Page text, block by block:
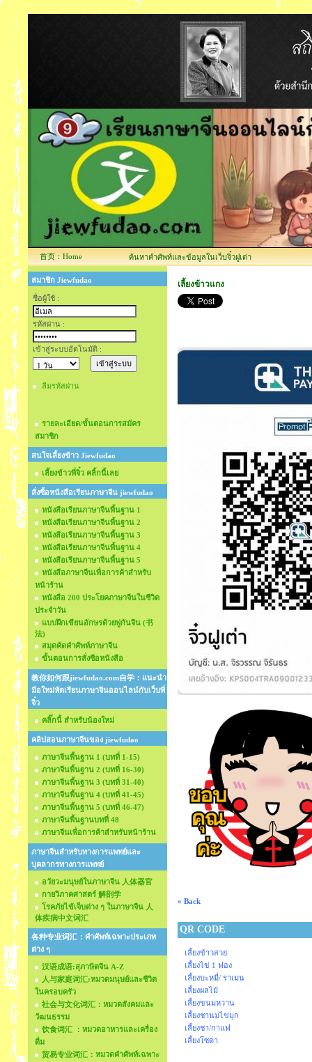
首页：Home ค้นหาคำศัพท์และข้อมูลในเว็บจิ๋วฝูเต่า
สมาชิก Jiewfudao
ชื่อผู้ใช้ :
รหัสผ่าน :
เข้าสู่ระบบอัตโนมัติ :
ลืมรหัสผ่าน
รายละเอียด/ขั้นตอนการสมัคร
สมาชิก
สนใจเลี้ยงข้าว Jiewfudao
เลี้ยงข้าวพี่จิ๋ว คลิ้กนี้เลย
สั่งซื้อหนังสือเรียนภาษาจีน jiewfudao
หนังสือเรียนภาษาจีนพื้นฐาน 1
หนังสือเรียนภาษาจีนพื้นฐาน 2
หนังสือเรียนภาษาจีนพื้นฐาน 3
หนังสือเรียนภาษาจีนพื้นฐาน 4
หนังสือเรียนภาษาจีนพื้นฐาน 5
หนังสือภาษาจีนเพื่อการค้าสำหรับ
หน้าร้าน
หนังสือ 200 ประโยคภาษาจีนในชีวิต
ประจำวัน
แบบฝึกเขียนอักษรด้วยพู่กันจีน (书
法)
สมุดคัดคำศัพท์ภาษาจีน
ขั้นตอนการสั่งซือหนังสือ
教你如何跟jiewfudao.com自学：แนะนำ
มือใหม่หัดเรียนภาษาจีนออนไลน์กับเว็บพี่
จิ๋ว
คลิ๊กนี้ สำหรับน้องใหม่
คลิปสอนภาษาจีนของ jiewfudao
ภาษาจีนพื้นฐาน 1 (บทที่ 1-15)
ภาษาจีนพื้นฐาน 2 (บทที่ 16-30)
ภาษาจีนพื้นฐาน 3 (บทที่ 31-40)
ภาษาจีนพื้นฐาน 4 (บทที่ 41-45)
ภาษาจีนพื้นฐาน 5 (บทที่ 46-47)
ภาษาจีนพื้นฐานบทที่ 48
ภาษาจีนเพื่อการค้าสำหรับหน้าร้าน
ภาษาจีนสำหรับทางการแพทย์และ
บุคลากรทางการแพทย์
อวัยวะมนุษย์ในภาษาจีน 人体器官
กายวิภาคศาสตร์ 解剖学
โรคภัยไข้เจ็บต่าง ๆ ในภาษาจีน 人
体疾病中文词汇
各种专业词汇：คำศัพท์เฉพาะประเภท
ต่าง ๆ
汉语成语:สุภาษิตจีน A-Z
人与家庭词汇:หมวดมนุษย์และชีวิต
ในครอบครัว
社会与文化词汇：หมวดสังคมและ
วัฒนธรรม
饮食词汇 ：หมวดอาหารและเครื่อง
ดื่ม
贸易专业词汇：หมวดคำศัพท์เฉพาะ
เลี้ยงข้าวแกง
« Back
QR CODE
เลี้ยงข้าวสวย
เลี้ยงไข่ 1 ฟอง
เลี้ยงบะหมี่/ ราเมน
เลี้ยงผลไม้
เลี้ยงขนมหวาน
เลี้ยงชานมไข่มุก
เลี้ยงชา/กาแฟ
เลี้ยงโซดา